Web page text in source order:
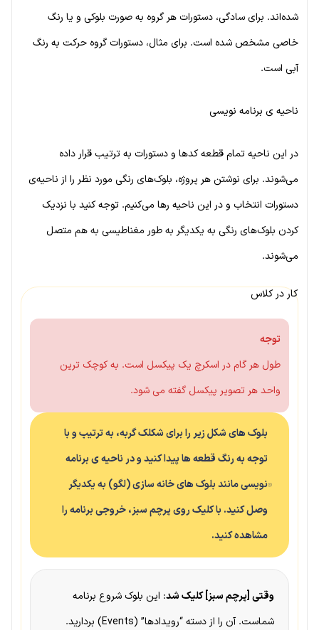
شده‌اند. برای سادگی، دستورات هر گروه به صورت بلوکی و یا رنگ
خاصی مشخص شده است. برای مثال، دستورات گروه حرکت به رنگ
آبی است.
ناحیه ی برنامه نویسی
در این ناحیه تمام قطعه کدها و دستورات به ترتیب قرار داده
می‌شوند. برای نوشتن هر پروژه، بلوک‌های رنگی مورد نظر را از ناحیه‌ی
دستورات انتخاب و در این ناحیه رها می‌کنیم. توجه کنید با نزدیک
کردن بلوک‌های رنگی به یکدیگر به طور مغناطیسی به هم متصل
می‌شوند.
کار در کلاس
توجه
طول هر گام در اسکرچ یک پیکسل است. به کوچک ترین
واحد هر تصویر پیکسل گفته می شود.
بلوک های شکل زیر را برای شکلک گربه، به ترتیب و با
توجه به رنگ قطعه ها پیدا کنید و در ناحیه ی برنامه
نویسی مانند بلوک های خانه سازی (لگو) به یکدیگر
وصل کنید. با کلیک روی پرچم سبز، خروجی برنامه را
مشاهده کنید.
وقتی [پرچم سبز] کلیک شد: این بلوک شروع برنامه
شماست. آن را از دسته “رویدادها” (Events) بردارید.